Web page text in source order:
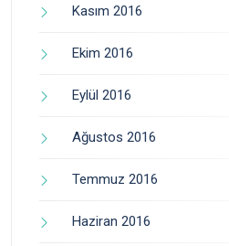
Kasım 2016
Ekim 2016
Eylül 2016
Ağustos 2016
Temmuz 2016
Haziran 2016